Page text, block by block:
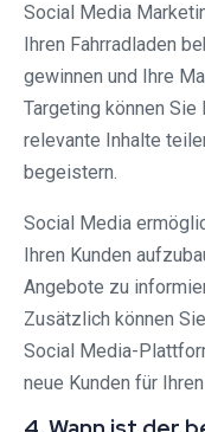
Social Media
Ihren Fahrradladen
gewinnen und Ihre
Targeting können Sie
relevante Inhalte
begeistern.
Social Media
Ihren Kunden
Angebote zu
Zusätzlich können
Social Media-
neue Kunden für